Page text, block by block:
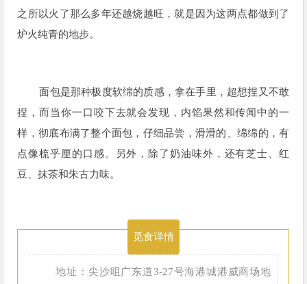
之所以火了那么多年还越烧越旺，就是因为这两点都做到了
炉火纯青的地步。
面包是那种极度软绵的质感，拿在手里，超想捏又不敢
捏，而当你一口咬下去就会发现，内馅果然和传闻中的一
样，彻底布满了整个面包，仔细品尝，滑滑的、绵绵的，有
点像梳乎厘的口感。另外，除了奶油味外，还有芝士、红
豆、抹茶和朱古力味。
觅食详情
地址：尖沙咀广东道3-27号海港城港威商场地